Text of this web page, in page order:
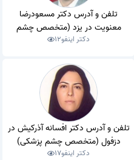
تلفن و آدرس دکتر مسعودرضا
معنویت در یزد (متخصص چشم
پزشکی)
دکتر اینفو12
تلفن و آدرس دکتر افسانه آذرکیش در
دزفول (متخصص چشم پزشکی)
دکتر اینفو17